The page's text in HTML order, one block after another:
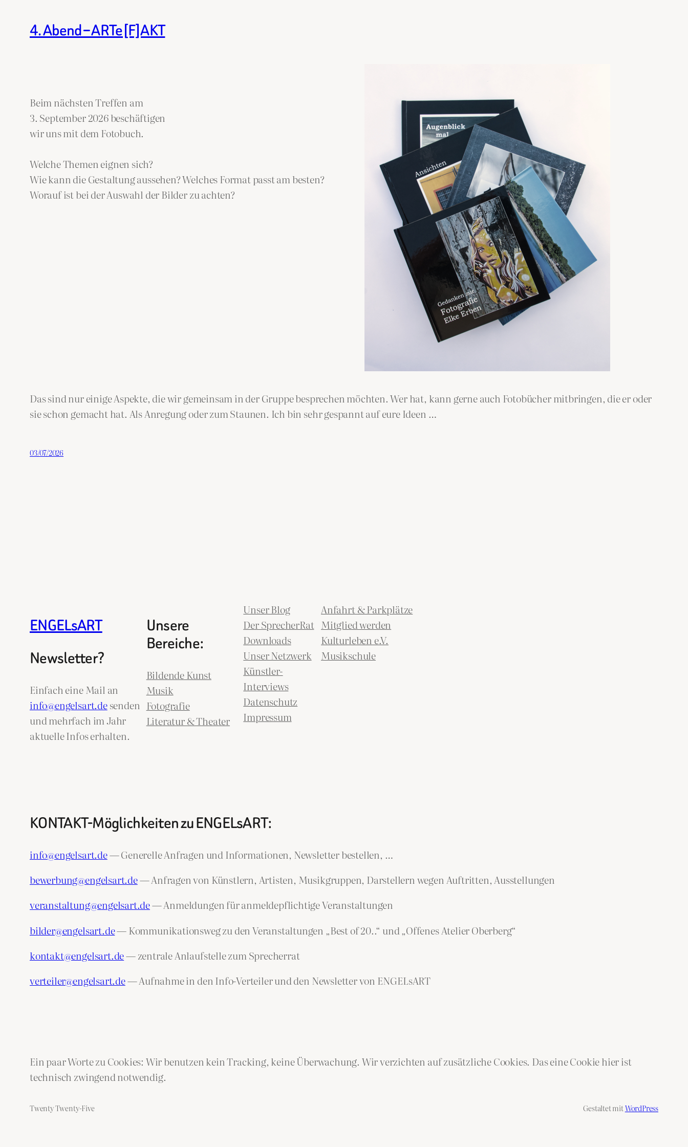
4. Abend – ARTe[F]AKT
Beim nächsten Treffen am
3. September 2026 beschäftigen
wir uns mit dem Fotobuch.
Welche Themen eignen sich?
Wie kann die Gestaltung aussehen? Welches Format passt am besten?
Worauf ist bei der Auswahl der Bilder zu achten?
Das sind nur einige Aspekte, die wir gemeinsam in der Gruppe besprechen möchten. Wer hat, kann gerne auch Fotobücher mitbringen, die er oder
sie schon gemacht hat. Als Anregung oder zum Staunen. Ich bin sehr gespannt auf eure Ideen …
03/07/2026
ENGELsART
Newsletter?
Einfach eine Mail an
info@engelsart.desenden
und mehrfach im Jahr
aktuelle Infos erhalten.
Unsere
Bereiche:
Bildende Kunst
Musik
Fotografie
Literatur & Theater
Unser Blog
Der SprecherRat
Downloads
Unser Netzwerk
Künstler-
Interviews
Datenschutz
Impressum
Anfahrt & Parkplätze
Mitglied werden
Kulturleben e.V.
Musikschule
KONTAKT-Möglichkeiten zu ENGELsART:
info@engelsart.de— Generelle Anfragen und Informationen, Newsletter bestellen, …
bewerbung@engelsart.de— Anfragen von Künstlern, Artisten, Musikgruppen, Darstellern wegen Auftritten, Ausstellungen
veranstaltung@engelsart.de— Anmeldungen für anmeldepflichtige Veranstaltungen
bilder@engelsart.de— Kommunikationsweg zu den Veranstaltungen „Best of 20..“ und „Offenes Atelier Oberberg“
kontakt@engelsart.de— zentrale Anlaufstelle zum Sprecherrat
verteiler@engelsart.de— Aufnahme in den Info-Verteiler und den Newsletter von ENGELsART
Ein paar Worte zu Cookies: Wir benutzen kein Tracking, keine Überwachung. Wir verzichten auf zusätzliche Cookies. Das eine Cookie hier ist
technisch zwingend notwendig.
Twenty Twenty-Five Gestaltet mitWordPress